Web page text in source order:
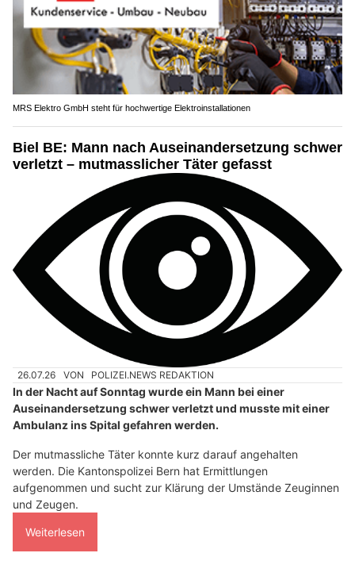
MRS Elektro GmbH steht für hochwertige Elektroinstallationen
Biel BE: Mann nach Auseinandersetzung schwer
verletzt – mutmasslicher Täter gefasst
26.07.26 VON POLIZEI.NEWS REDAKTION
In der Nacht auf Sonntag wurde ein Mann bei einer
Auseinandersetzung schwer verletzt und musste mit einer
Ambulanz ins Spital gefahren werden.
Der mutmassliche Täter konnte kurz darauf angehalten
werden. Die Kantonspolizei Bern hat Ermittlungen
aufgenommen und sucht zur Klärung der Umstände Zeuginnen
und Zeugen.
Weiterlesen